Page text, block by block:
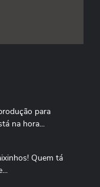
para
na hora...
Quem tá